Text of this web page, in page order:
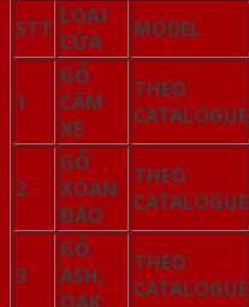
STT LOẠI
CỬA
MODEL
1
GỖ
CĂM
XE
THEO
CATALOGUE
2
GỖ
XOAN
ĐÀO
THEO
CATALOGUE
3
GỖ
ASH,
THEO
CATALOGUE